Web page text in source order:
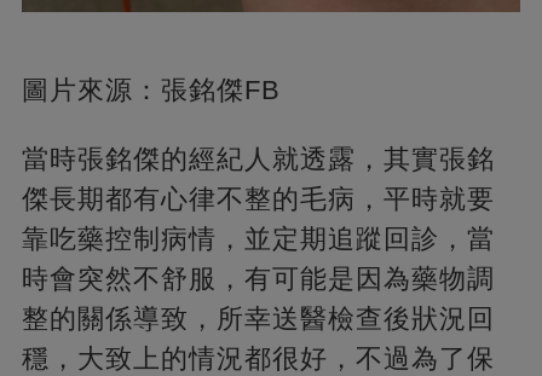
圖片來源：張銘傑FB
當時張銘傑的經紀人就透露，其實張銘
傑長期都有心律不整的毛病，平時就要
靠吃藥控制病情，並定期追蹤回診，當
時會突然不舒服，有可能是因為藥物調
整的關係導致，所幸送醫檢查後狀況回
穩，大致上的情況都很好，不過為了保